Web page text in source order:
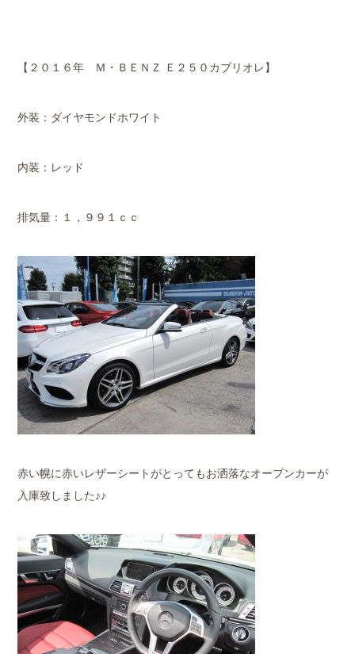
【２０１６年 Ｍ・ＢＥＮＺ Ｅ２５０カブリオレ】
外装：ダイヤモンドホワイト
内装：レッド
排気量：１，９９１ｃｃ
赤い幌に赤いレザーシートがとってもお洒落なオープンカーが
入庫致しました♪♪